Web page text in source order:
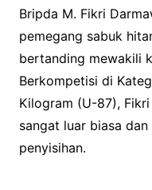
Bripda M. Fikri
pemegang sabuk
bertanding mewakili
Berkompetisi di
Kilogram (U-87),
sangat luar biasa
penyisihan.